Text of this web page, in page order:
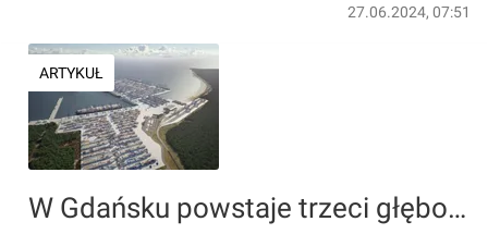
27.06.2024, 07:51
ARTYKUŁ
W Gdańsku powstaje trzeci głębokowodny terminal T3 na terenie Baltic Hub [FILMY]